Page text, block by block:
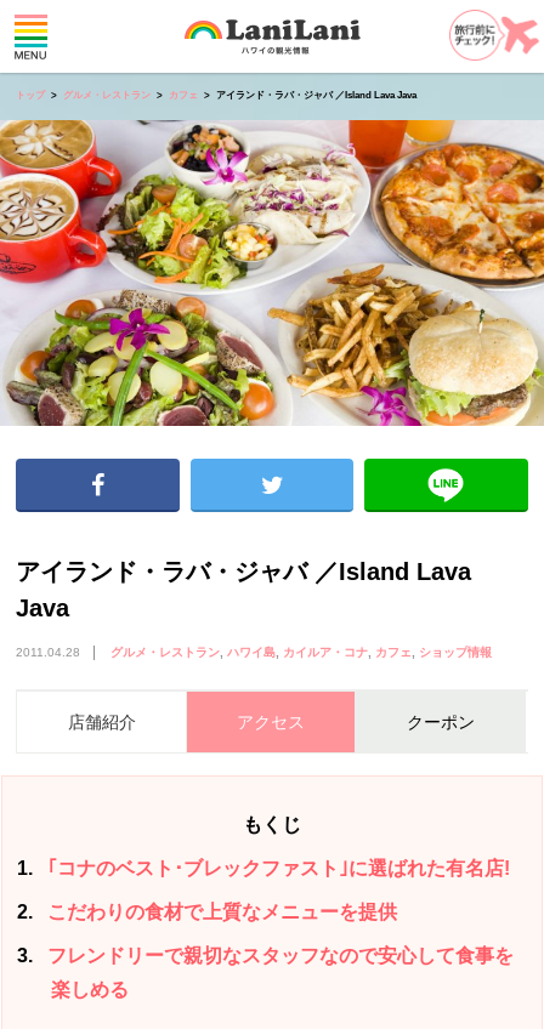
トップ グルメ・レストラン カフェ アイランド・ラバ・ジャバ ／Island Lava Java
アイランド・ラバ・ジャバ ／Island Lava
Java
2011.04.28 グルメ・レストラン ハワイ島 カイルア・コナ カフェ ショップ情報
店舗紹介 アクセス クーポン
もくじ
1 ｢コナのベスト･ブレックファスト｣に選ばれた有名店!
2 こだわりの食材で上質なメニューを提供
3
フレンドリーで親切なスタッフなので安心して食事を
楽しめる